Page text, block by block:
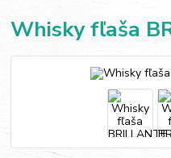
Whisky fľaša